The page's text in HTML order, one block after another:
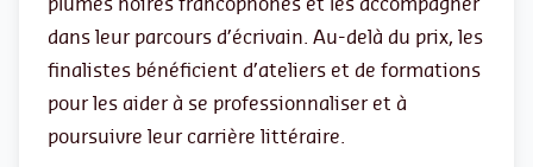
dans leur parcours d’écrivain. Au-delà du prix, les
finalistes bénéficient d’ateliers et de formations
pour les aider à se professionnaliser et à
poursuivre leur carrière littéraire.